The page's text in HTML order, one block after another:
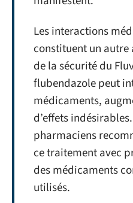
Les interactions
constituent un
de la sécurité du
flubendazole peut
médicaments,
d’effets
pharmaciens
ce traitement avec
des médicaments
utilisés.